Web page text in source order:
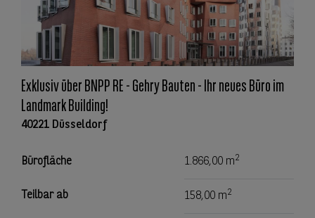
Exklusiv über BNPP RE - Gehry Bauten - Ihr neues Büro im
Landmark Building!
40221 Düsseldorf
Bürofläche 1.866,00 m2
Teilbar ab 158,00 m2